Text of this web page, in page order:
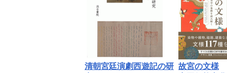
清朝宮廷演劇西遊記の研 故宮の文様